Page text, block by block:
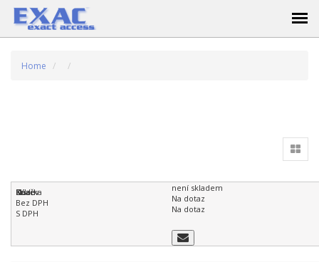
Home
není skladem
Na dotaz
Na dotaz